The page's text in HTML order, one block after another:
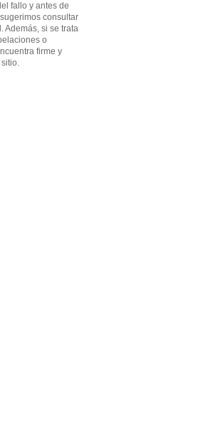
fallo y antes de
consultar
Además, si se trata
o
firme y